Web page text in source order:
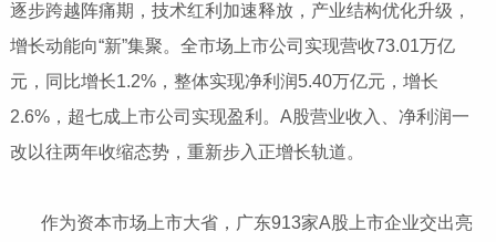
逐步跨越阵痛期，技术红利加速释放，产业结构优化升级，
增长动能向“新”集聚。全市场上市公司实现营收73.01万亿
元，同比增长1.2%，整体实现净利润5.40万亿元，增长
2.6%，超七成上市公司实现盈利。A股营业收入、净利润一
改以往两年收缩态势，重新步入正增长轨道。
作为资本市场上市大省，广东913家A股上市企业交出亮